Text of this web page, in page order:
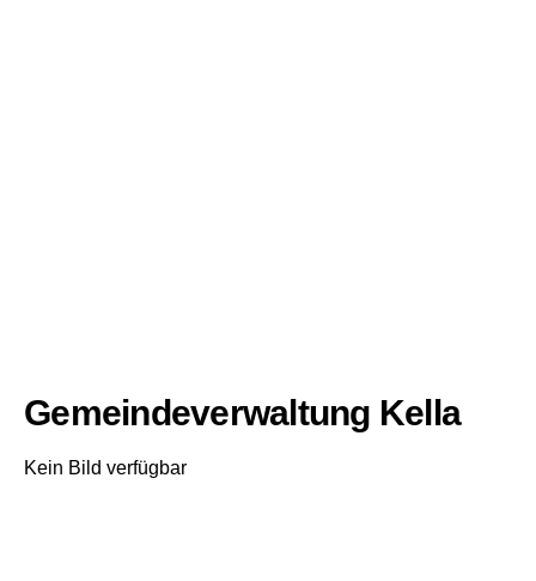
Gemeindeverwaltung Kella
Kein Bild verfügbar